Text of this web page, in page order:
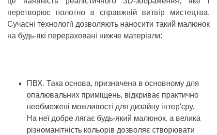
перетворює полотно в справжній витвір мистецтва.
Сучасні технології дозволяють наносити такий малюнок
на будь-які перераховані нижче матеріали:
ПВХ. Така основа, призначена в основному для
опалювальних приміщень, відкриває практично
необмежені можливості для дизайну інтер'єру.
На неї добре лягає будь-який малюнок, а велика
різноманітність кольорів дозволяє створювати